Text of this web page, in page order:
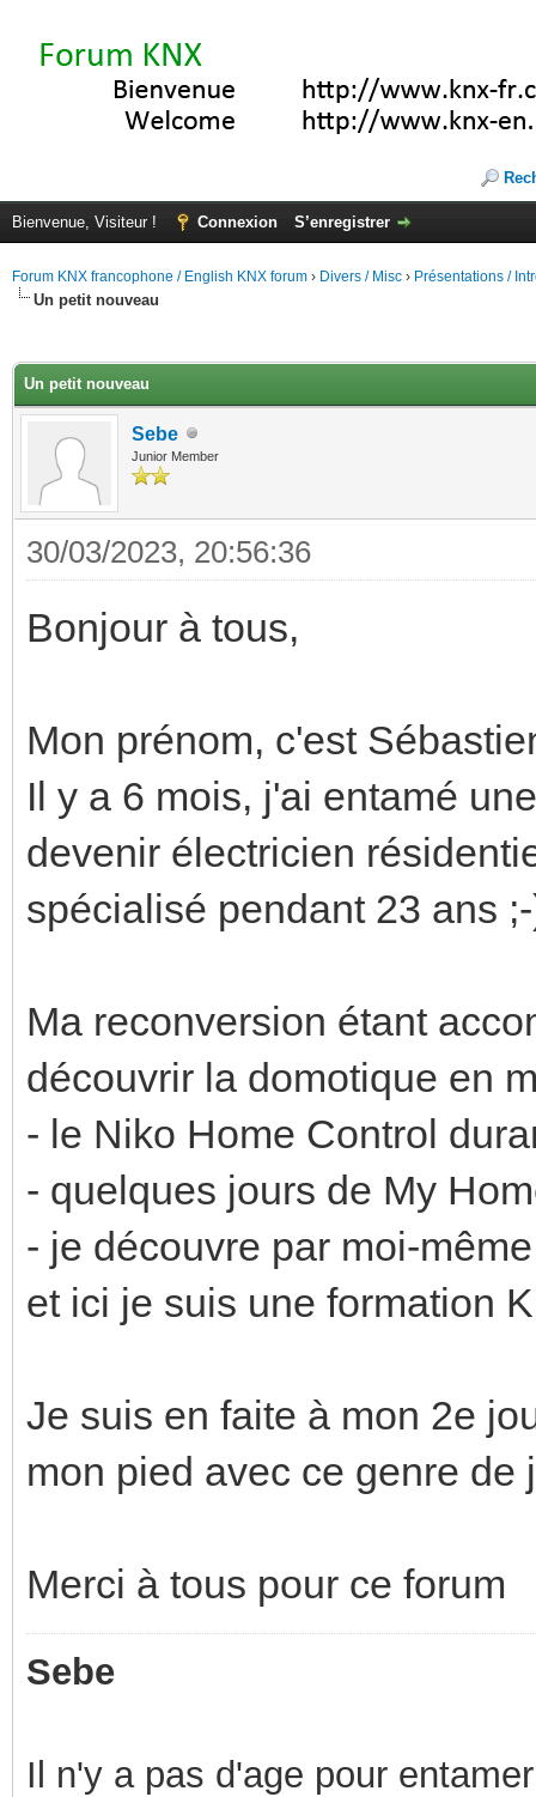
Bienvenue, Visiteur ! Connexion S’enregistrer
Forum KNX francophone / English KNX forum › Divers / Misc › Présentations /
Un petit nouveau
Un petit nouveau
Sebe
Junior Member
30/03/2023, 20:56:36
Bonjour à tous,
Mon prénom, c'est
Il y a 6 mois, j'ai entamé
devenir électricien
spécialisé pendant 23 ans
Ma reconversion étant
découvrir la domotique en
- le Niko Home Control
- quelques jours de My
- je découvre par moi-
et ici je suis une formation
Je suis en faite à mon 2e
mon pied avec ce genre de
Merci à tous pour ce forum
Sebe
Il n'y a pas d'age pour